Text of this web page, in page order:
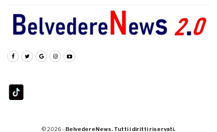
© 2026 - BelvedereNews. Tutti i diritti riservati.